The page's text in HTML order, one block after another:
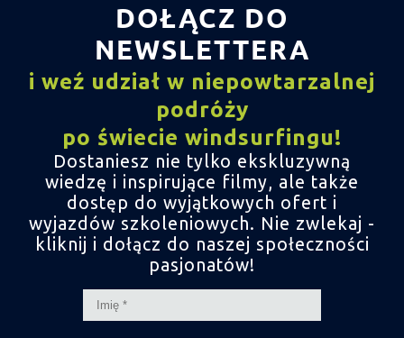
DOŁĄCZ DO
NEWSLETTERA
i weź udział w niepowtarzalnej
podróży
po świecie windsurfingu!
Dostaniesz nie tylko ekskluzywną
wiedzę i inspirujące filmy, ale także
dostęp do wyjątkowych ofert i
wyjazdów szkoleniowych. Nie zwlekaj -
kliknij i dołącz do naszej społeczności
pasjonatów!